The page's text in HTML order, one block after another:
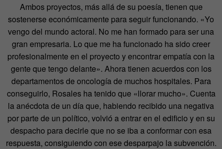
Ambos proyectos, más allá de su poesía, tienen que
sostenerse económicamente para seguir funcionando. «Yo
vengo del mundo actoral. No me han formado para ser una
gran empresaria. Lo que me ha funcionado ha sido creer
profesionalmente en el proyecto y encontrar empatía con la
gente que tengo delante». Ahora tienen acuerdos con los
departamentos de oncología de muchos hospitales. Para
conseguirlo, Rosales ha tenido que «llorar mucho». Cuenta
la anécdota de un día que, habiendo recibido una negativa
por parte de un político, volvió a entrar en el edificio y en su
despacho para decirle que no se iba a conformar con esa
respuesta, consiguiendo con ese desparpajo la subvención.